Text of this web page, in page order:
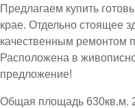
Предлагаем купить
крае. Отдельно стоящее
качественным ремонтом
Расположена в
предложение!
Общая площадь 630кв.м.